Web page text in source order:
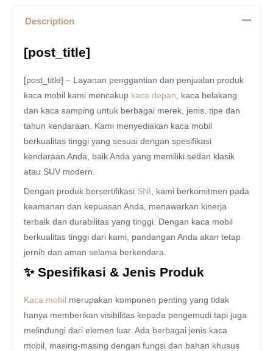
Description
[post_title]
[post_title] – Layanan penggantian dan penjualan produk
kaca mobil kami mencakup kaca depan , kaca belakang
dan kaca samping untuk berbagai merek, jenis, tipe dan
tahun kendaraan. Kami menyediakan kaca mobil
berkualitas tinggi yang sesuai dengan spesifikasi
kendaraan Anda, baik Anda yang memiliki sedan klasik
atau SUV modern.
Dengan produk bersertifikasi SNI
, kami berkomitmen pada
keamanan dan kepuasan Anda, menawarkan kinerja
terbaik dan durabilitas yang tinggi. Dengan kaca mobil
berkualitas tinggi dari kami, pandangan Anda akan tetap
jernih dan aman selama berkendara.
✨ Spesifikasi & Jenis Produk
Kaca mobil merupakan komponen penting yang tidak
hanya memberikan visibilitas kepada pengemudi tapi juga
melindungi dari elemen luar. Ada berbagai jenis kaca
mobil, masing-masing dengan fungsi dan bahan khusus